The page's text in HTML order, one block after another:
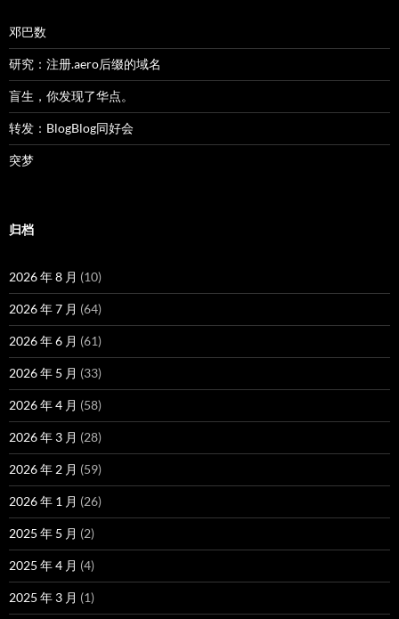
邓巴数
研究：注册.aero后缀的域名
盲生，你发现了华点。
转发：BlogBlog同好会
突梦
归档
2026 年 8 月 (10)
2026 年 7 月 (64)
2026 年 6 月 (61)
2026 年 5 月 (33)
2026 年 4 月 (58)
2026 年 3 月 (28)
2026 年 2 月 (59)
2026 年 1 月 (26)
2025 年 5 月 (2)
2025 年 4 月 (4)
2025 年 3 月 (1)